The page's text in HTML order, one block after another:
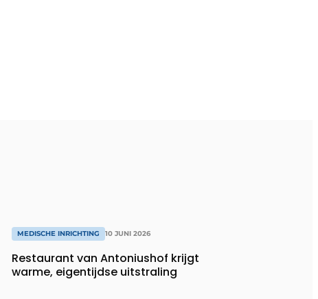
MEDISCHE INRICHTING 10 JUNI 2026
Restaurant van Antoniushof krijgt
warme, eigentijdse uitstraling